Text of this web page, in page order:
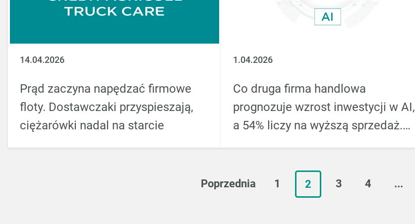
14.04.2026
Prąd zaczyna napędzać firmowe
floty. Dostawczaki przyspieszają,
ciężarówki nadal na starcie
1.04.2026
Co druga firma handlowa
prognozuje wzrost inwestycji w AI,
a 54% liczy na wyższą sprzedaż.
Poprzednia 1 2 3 4 ...